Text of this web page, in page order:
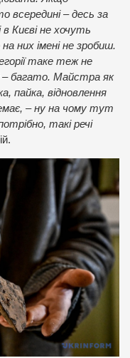
всередині – десь за
Києві не хочуть
них імені не зробиш.
таке теж не
– багато. Майстра як
пайка, відновлення
– ну на чому тут
такі речі